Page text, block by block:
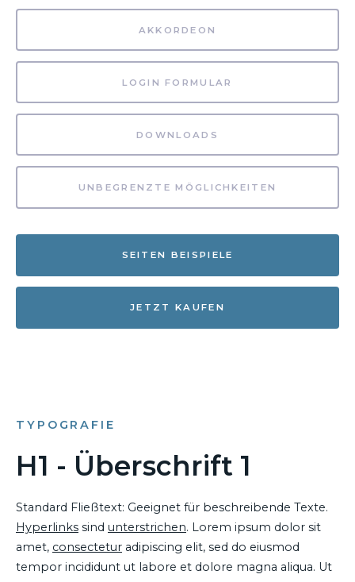
AKKORDEON
LOGIN FORMULAR
DOWNLOADS
UNBEGRENZTE MÖGLICHKEITEN
SEITEN BEISPIELE
JETZT KAUFEN
TYPOGRAFIE
H1 - Überschrift 1
Standard Fließtext: Geeignet für beschreibende Texte.
Hyperlinks sind unterstrichen. Lorem ipsum dolor sit
amet, consectetur adipiscing elit, sed do eiusmod
tempor incididunt ut labore et dolore magna aliqua. Ut